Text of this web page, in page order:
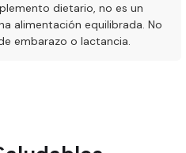
dietario, no es un
alimentación equilibrada. No
embarazo o lactancia.